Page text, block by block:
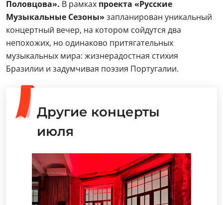
Половцова». В рамках проекта «Русские
Музыкальные Сезоны» запланирован уникальный
концертный вечер, на котором сойдутся два
непохожих, но одинаково притягательных
музыкальных мира: жизнерадостная стихия
Бразилии и задумчивая поэзия Португалии.
Другие концерты
июля